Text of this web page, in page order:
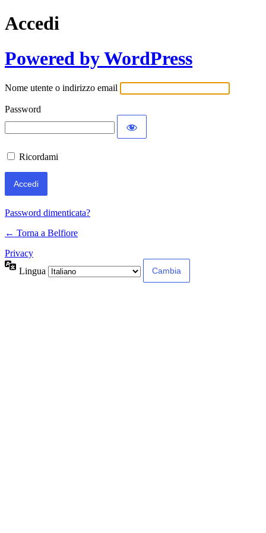
Accedi
Powered by WordPress
Nome utente o indirizzo email
Password
Ricordami
Password dimenticata?
← Torna a Belfiore
Privacy
Lingua